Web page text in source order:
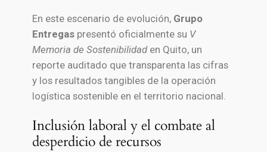
En este escenario de evolución, Grupo
Entregaspresentó oficialmente su V
Memoria de Sostenibilidaden Quito, un
reporte auditado que transparenta las cifras
y los resultados tangibles de la operación
logística sostenible en el territorio nacional.
Inclusión laboral y el combate al
desperdicio de recursos